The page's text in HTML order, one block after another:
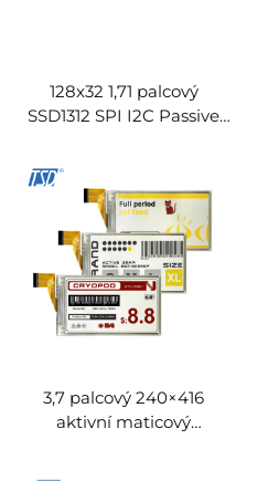
128x32 1,71 palcový
SSD1312 SPI I2C Passive
OLED displejové moduly
3,7 palcový 240×416
aktivní maticový